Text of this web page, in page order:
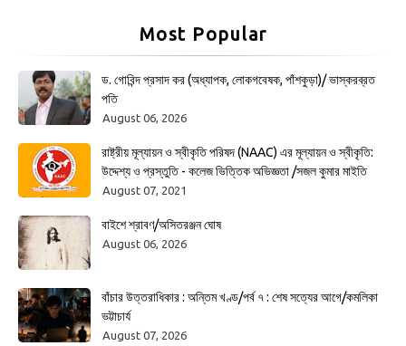
Most Popular
ড. গোবিন্দ প্রসাদ কর (অধ্যাপক, লোকগবেষক, পাঁশকুড়া)/ ভাস্করব্রত
পতি
August 06, 2026
রাষ্ট্রীয় মূল্যায়ন ও স্বীকৃতি পরিষদ (NAAC) এর মূল্যায়ন ও স্বীকৃতি:
উদ্দেশ্য ও প্রস্তুতি - কলেজ ভিত্তিক অভিজ্ঞতা /সজল কুমার মাইতি
August 07, 2021
বাইশে শ্রাবণ/অসিতরঞ্জন ঘোষ
August 06, 2026
বাঁচার উত্তরাধিকার : অন্তিম খণ্ড/পর্ব ৭ : শেষ সত্যের আগে/কমলিকা
ভট্টাচার্য
August 07, 2026